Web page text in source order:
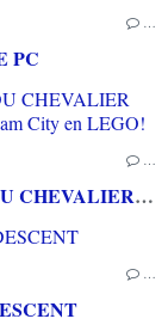
…
PC
…
[TEST] LEGO BATMAN L'HERITAGE DU CHEVALIER NOIR XBOX SERIES X : C'est Batman Arkham City en LEGO!
…